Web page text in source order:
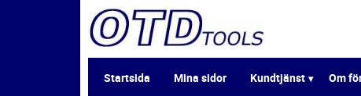
Startsida Mina sidor Kundtjänst Om